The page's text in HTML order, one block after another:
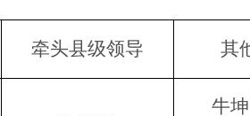
牵头县级领导 其
牛